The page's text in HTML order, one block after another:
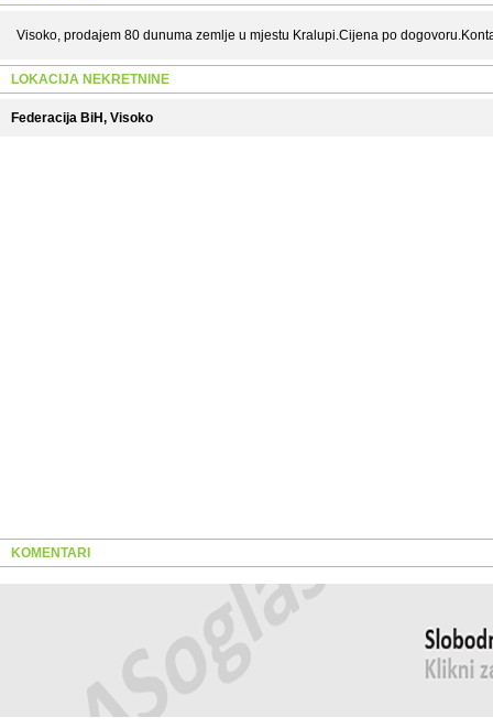
Visoko, prodajem 80 dunuma zemlje u mjestu Kralupi.Cijena po
LOKACIJA NEKRETNINE
Federacija BiH, Visoko
KOMENTARI